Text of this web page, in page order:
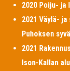
2020 Poiju-
2021 Väylä-
Puhoksen
2021
Ison-Kallan